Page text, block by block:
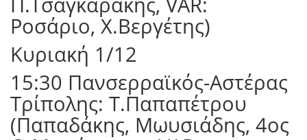
Ροσάριο, Χ.Βεργέτης)
Κυριακή 1/12
15:30 Πανσερραϊκός-Αστέρας
Τρίπολης: Τ.Παπαπέτρου
(Παπαδάκης, Μωυσιάδης, 4ος